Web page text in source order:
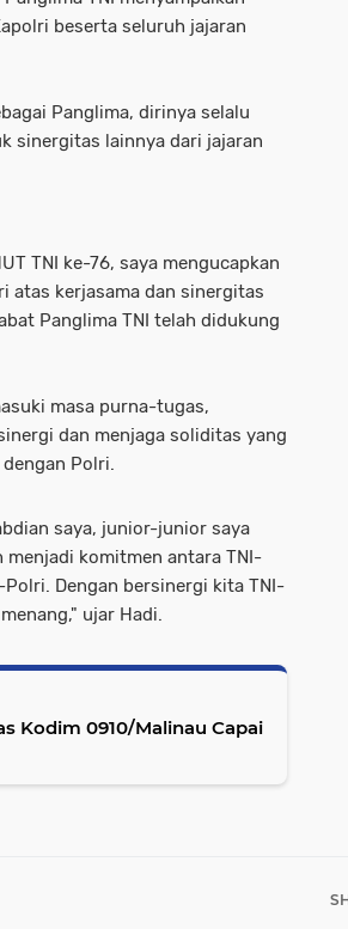
beserta seluruh jajaran
Panglima, dirinya selalu
sinergitas lainnya dari jajaran
TNI ke-76, saya mengucapkan
atas kerjasama dan sinergitas
Panglima TNI telah didukung
masa purna-tugas,
dan menjaga soliditas yang
Polri.
saya, junior-junior saya
menjadi komitmen antara TNI-
Dengan bersinergi kita TNI-
ujar Hadi.
Kodim 0910/Malinau Capai